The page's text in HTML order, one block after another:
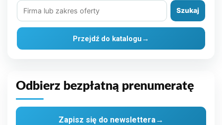
Szukaj
firmy
lub
Szukaj
Przejdź do katalogu →
Odbierz bezpłatną prenumeratę
Zapisz się do newslettera→